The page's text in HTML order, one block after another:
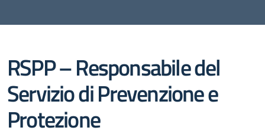
RSPP – Responsabile del
Servizio di Prevenzione e
Protezione